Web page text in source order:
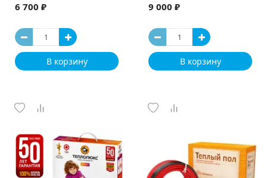
6 700 ₽
В корзину
9 000 ₽
В корзину